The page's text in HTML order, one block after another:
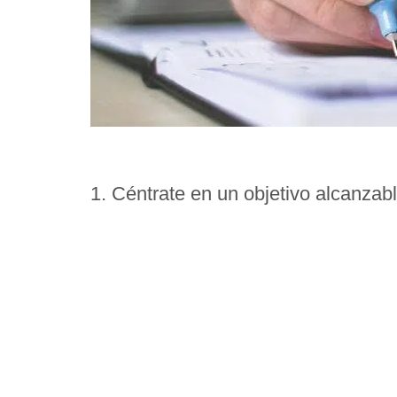
1. Céntrate en un objetivo